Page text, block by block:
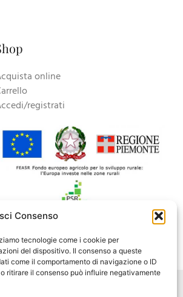
Consenso
tecnologie come i cookie per
del dispositivo. Il consenso a queste
come il comportamento di navigazione o ID
ritirare il consenso può influire negativamente
online
registrati